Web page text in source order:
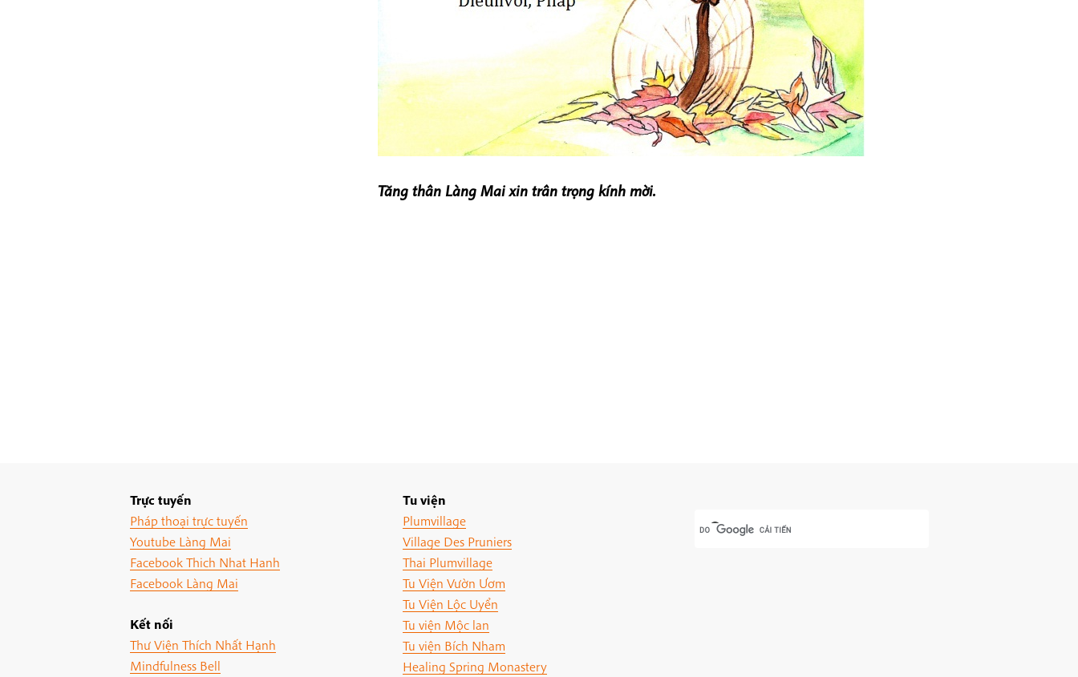
Tăng thân Làng Mai xin trân trọng kính mời.
Trực tuyến
Pháp thoại trực tuyến
Youtube Làng Mai
Facebook Thich Nhat Hanh
Facebook Làng Mai
Kết nối
Thư Viện Thích Nhất Hạnh
Mindfulness Bell
Tu viện
Plumvillage
Village Des Pruniers
Thai Plumvillage
Tu Viện Vườn Ươm
Tu Viện Lộc Uyển
Tu viện Mộc lan
Tu viện Bích Nham
Healing Spring Monastery